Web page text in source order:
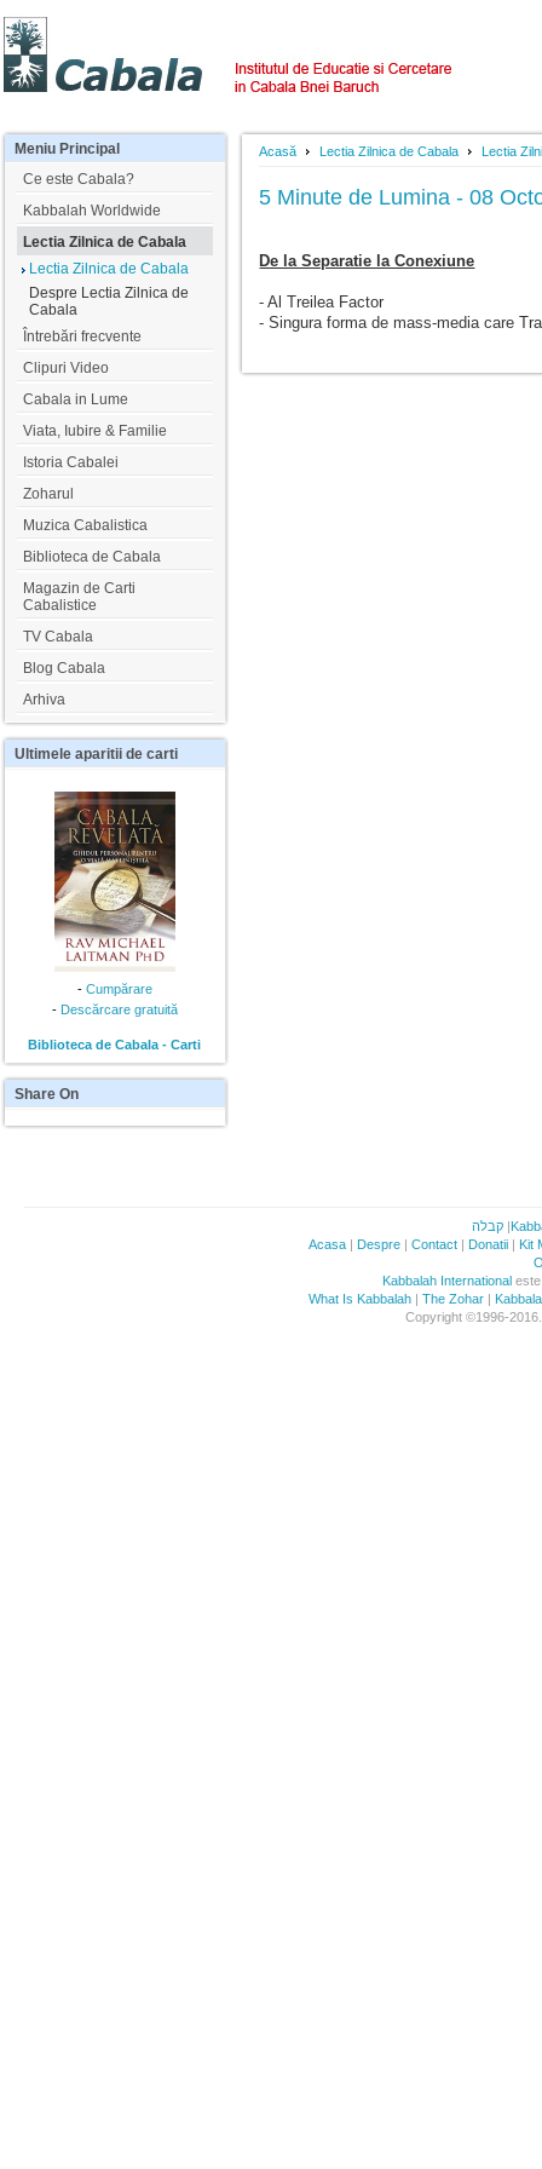
Acasă Lectia Zilnica de Cabala Lectia
5 Minute de Lumina - 08
De la Separatie la Conexiune
- Al Treilea Factor
- Singura forma de mass-media care
Meniu Principal
Ce este Cabala?
Kabbalah Worldwide
Lectia Zilnica de Cabala
Lectia Zilnica de Cabala
Despre Lectia Zilnica de
Cabala
Întrebări frecvente
Clipuri Video
Cabala in Lume
Viata, Iubire & Familie
Istoria Cabalei
Zoharul
Muzica Cabalistica
Biblioteca de Cabala
Magazin de Carti
Cabalistice
TV Cabala
Blog Cabala
Arhiva
Ultimele aparitii de carti
- Cumpărare
- Descărcare gratuită
Biblioteca de Cabala - Carti
Share On
קבלה |
Acasa | Despre |Contact | Donatii | Kit
Kabbalah International
What Is Kabbalah |The Zohar |
Copyright ©1996-